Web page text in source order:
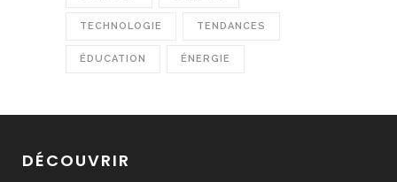
TECHNOLOGIE TENDANCES
ÉDUCATION ÉNERGIE
DÉCOUVRIR